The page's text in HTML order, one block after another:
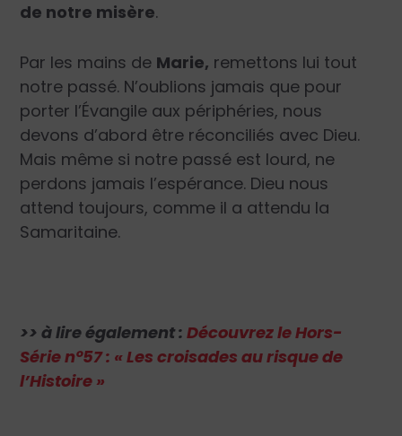
de notre misère.
Par les mains de Marie, remettons lui tout
notre passé. N’oublions jamais que pour
porter l’Évangile aux périphéries, nous
devons d’abord être réconciliés avec Dieu.
Mais même si notre passé est lourd, ne
perdons jamais l’espérance. Dieu nous
attend toujours, comme il a attendu la
Samaritaine.
>> à lire également :Découvrez le Hors-
Série n°57 : « Les croisades au risque de
l’Histoire »